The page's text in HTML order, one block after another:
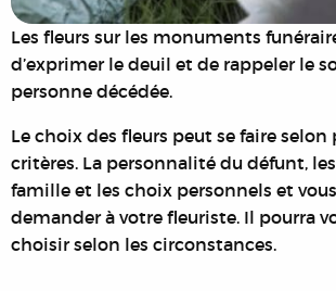
Les fleurs sur les monuments
d’exprimer le deuil et de rappeler le
personne décédée.
Le choix des fleurs peut se faire selon
critères. La personnalité du défunt,
famille et les choix personnels et
demander à votre fleuriste. Il pourra
choisir selon les circonstances.